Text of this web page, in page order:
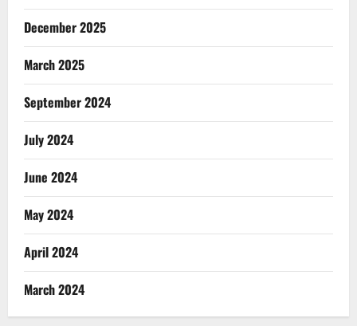
December 2025
March 2025
September 2024
July 2024
June 2024
May 2024
April 2024
March 2024